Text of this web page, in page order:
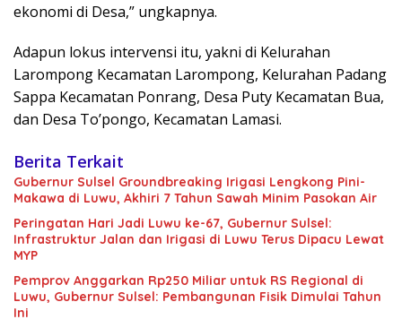
ekonomi di Desa,” ungkapnya.
Adapun lokus intervensi itu, yakni di Kelurahan
Larompong Kecamatan Larompong, Kelurahan Padang
Sappa Kecamatan Ponrang, Desa Puty Kecamatan Bua,
dan Desa To’pongo, Kecamatan Lamasi.
Berita Terkait
Gubernur Sulsel Groundbreaking Irigasi Lengkong Pini-
Makawa di Luwu, Akhiri 7 Tahun Sawah Minim Pasokan Air
Peringatan Hari Jadi Luwu ke-67, Gubernur Sulsel:
Infrastruktur Jalan dan Irigasi di Luwu Terus Dipacu Lewat
MYP
Pemprov Anggarkan Rp250 Miliar untuk RS Regional di
Luwu, Gubernur Sulsel: Pembangunan Fisik Dimulai Tahun
Ini